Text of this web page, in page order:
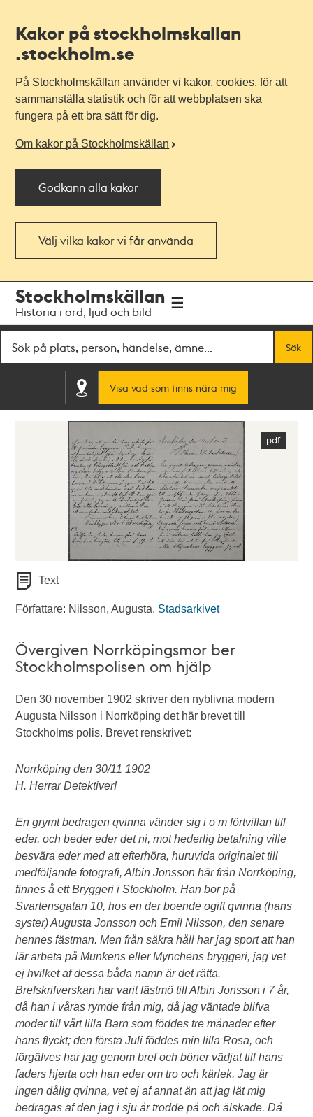
Kakor på stockholmskallan
.stockholm.se
På Stockholmskällan använder vi kakor, cookies, för att
sammanställa statistik och för att webbplatsen ska
fungera på ett bra sätt för dig.
Om kakor på Stockholmskällan
Godkänn alla kakor
Välj vilka kakor vi får använda
navigationen
huvudinnehållet
Stockholmskällan
Historia i ord, ljud och bild
Sök
Visa vad som finns nära mig
Text
Författare: Nilsson, Augusta. Stadsarkivet
Övergiven Norrköpingsmor ber
Stockholmspolisen om hjälp
Den 30 november 1902 skriver den nyblivna modern
Augusta Nilsson i Norrköping det här brevet till
Stockholms polis. Brevet renskrivet:
Norrköping den 30/11 1902
H. Herrar Detektiver!
En grymt bedragen qvinna vänder sig i o m förtviflan till
eder, och beder eder det ni, mot hederlig betalning ville
besvära eder med att efterhöra, huruvida originalet till
medföljande fotografi, Albin Jonsson här från Norrköping,
finnes å ett Bryggeri i Stockholm. Han bor på
Svartensgatan 10, hos en der boende ogift qvinna (hans
syster) Augusta Jonsson och Emil Nilsson, den senare
hennes fästman. Men från säkra håll har jag sport att han
lär arbeta på Munkens eller Mynchens bryggeri, jag vet
ej hvilket af dessa båda namn är det rätta.
Brefskrifverskan har varit fästmö till Albin Jonsson i 7 år,
då han i våras rymde från mig, då jag väntade blifva
moder till vårt lilla Barn som föddes tre månader efter
hans flyckt; den första Juli föddes min lilla Rosa, och
förgäfves har jag genom bref och böner vädjat till hans
faders hjerta och han eder om tro och kärlek. Jag är
ingen dålig qvinna, vet ej af annat än att jag lät mig
bedragas af den jag i sju år trodde på och älskade. Då